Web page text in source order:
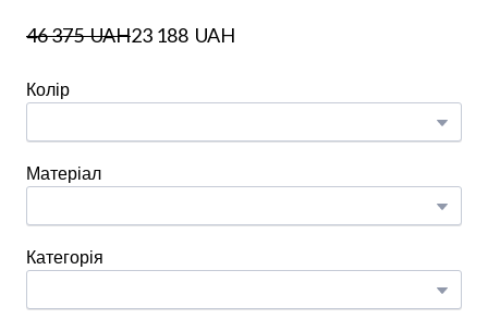
46 375  UAH23 188  UAH
Колір
Матеріал
Категорія